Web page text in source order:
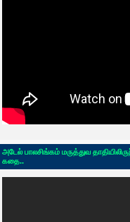
அடேல் பாலசிங்கம் மருத்துவ
கதை..